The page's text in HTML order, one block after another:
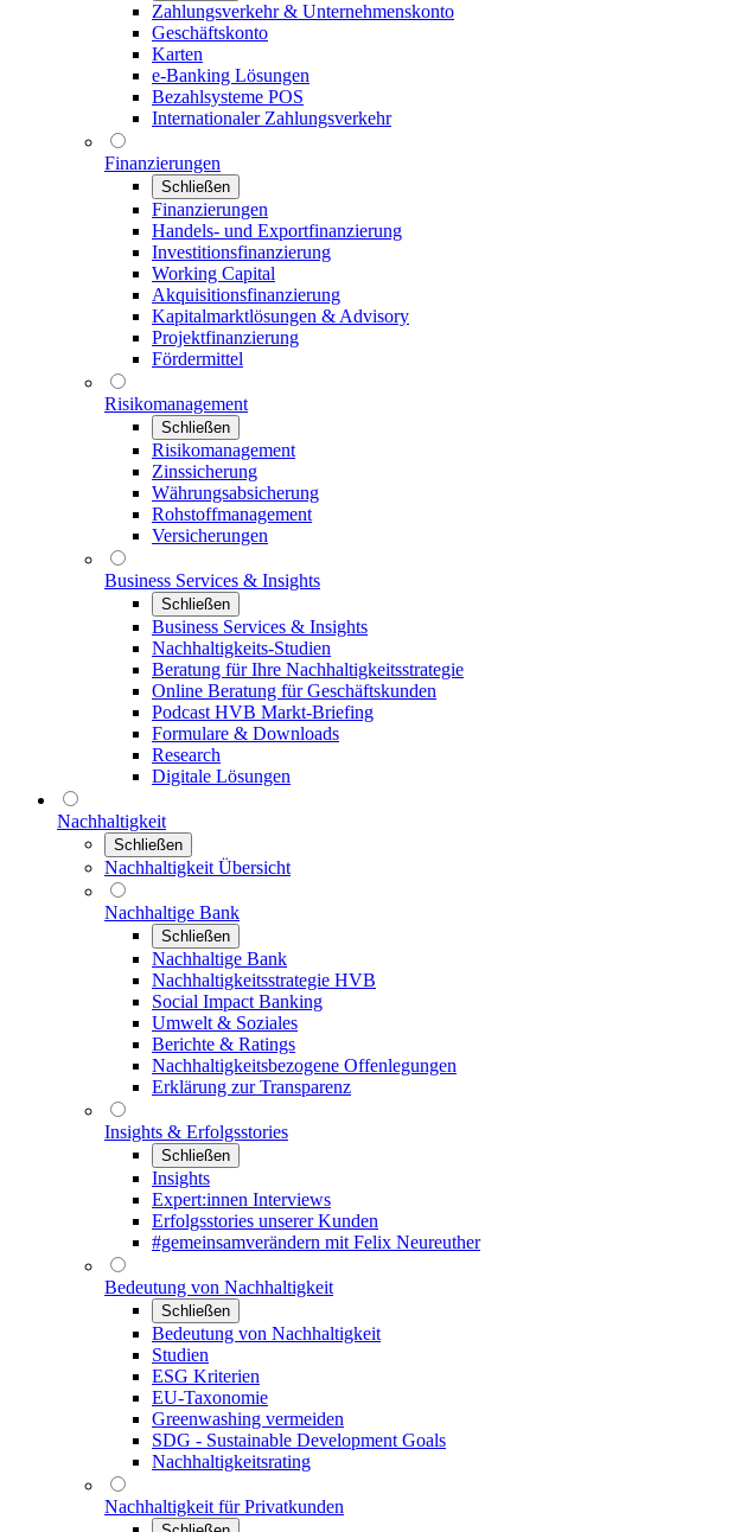
Zahlungsverkehr & Unternehmenskonto
Geschäftskonto
Karten
e-Banking Lösungen
Bezahlsysteme POS
Internationaler Zahlungsverkehr
Finanzierungen
Schließen
Finanzierungen
Handels- und Exportfinanzierung
Investitionsfinanzierung
Working Capital
Akquisitionsfinanzierung
Kapitalmarktlösungen & Advisory
Projektfinanzierung
Fördermittel
Risikomanagement
Schließen
Risikomanagement
Zinssicherung
Währungsabsicherung
Rohstoffmanagement
Versicherungen
Business Services & Insights
Schließen
Business Services & Insights
Nachhaltigkeits-Studien
Beratung für Ihre Nachhaltigkeitsstrategie
Online Beratung für Geschäftskunden
Podcast HVB Markt-Briefing
Formulare & Downloads
Research
Digitale Lösungen
Nachhaltigkeit
Schließen
Nachhaltigkeit Übersicht
Nachhaltige Bank
Schließen
Nachhaltige Bank
Nachhaltigkeitsstrategie HVB
Social Impact Banking
Umwelt & Soziales
Berichte & Ratings
Nachhaltigkeitsbezogene Offenlegungen
Erklärung zur Transparenz
Insights & Erfolgsstories
Schließen
Insights
Expert:innen Interviews
Erfolgsstories unserer Kunden
#gemeinsamverändern mit Felix Neureuther
Bedeutung von Nachhaltigkeit
Schließen
Bedeutung von Nachhaltigkeit
Studien
ESG Kriterien
EU-Taxonomie
Greenwashing vermeiden
SDG - Sustainable Development Goals
Nachhaltigkeitsrating
Nachhaltigkeit für Privatkunden